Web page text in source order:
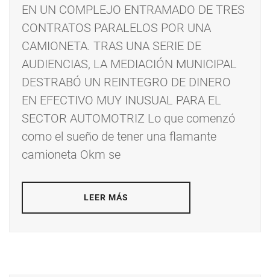
EN UN COMPLEJO ENTRAMADO DE TRES
CONTRATOS PARALELOS POR UNA
CAMIONETA. TRAS UNA SERIE DE
AUDIENCIAS, LA MEDIACIÓN MUNICIPAL
DESTRABÓ UN REINTEGRO DE DINERO
EN EFECTIVO MUY INUSUAL PARA EL
SECTOR AUTOMOTRIZ Lo que comenzó
como el sueño de tener una flamante
camioneta Okm se
LEER MÁS